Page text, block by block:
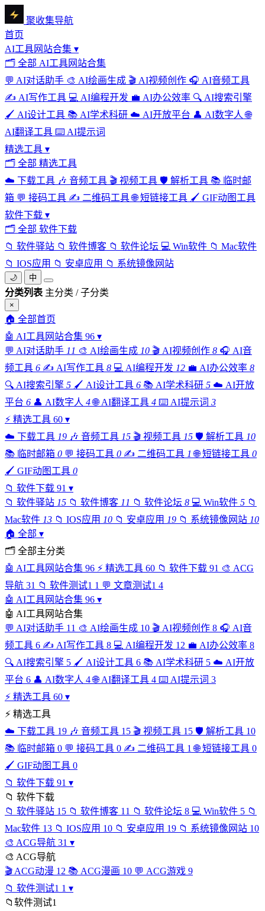
聚收集导航
首页
AI工具网站合集 ▾
🗂 全部 AI工具网站合集
💬 AI对话助手 🎨 AI绘画生成 🎬 AI视频创作 🎧 AI音频工具
✍️ AI写作工具 💻 AI编程开发 💼 AI办公效率 🔍 AI搜索引擎
🖌️ AI设计工具 📚 AI学术科研 ☁️ AI开放平台 👤 AI数字人 🌐
AI翻译工具 ⌨️ AI提示词
精选工具 ▾
🗂 全部 精选工具
☁️ 下载工具 🎶 音频工具 🎬 视频工具 🛡️ 解析工具 📚 临时邮
箱 💬 接码工具 ✍️ 二维码工具 🌐 短链接工具 🖌️ GIF动图工具
软件下载 ▾
🗂 全部 软件下载
📁 软件驿站 📁 软件博客 📁 软件论坛 💻 Win软件 📁 Mac软件
📁 IOS应用 📁 安卓应用 📁 系统镜像网站
🌙 中
分类列表 主分类 / 子分类
×
🏠 全部首页
🤖 AI工具网站合集 96 ▾
💬 AI对话助手 11 🎨 AI绘画生成 10 🎬 AI视频创作 8 🎧 AI音
频工具 6 ✍️ AI写作工具 8 💻 AI编程开发 12 💼 AI办公效率 8
🔍 AI搜索引擎 5 🖌️ AI设计工具 6 📚 AI学术科研 5 ☁️ AI开放
平台 6 👤 AI数字人 4 🌐 AI翻译工具 4 ⌨️ AI提示词 3
⚡ 精选工具 60 ▾
☁️ 下载工具 19 🎶 音频工具 15 🎬 视频工具 15 🛡️ 解析工具 10
📚 临时邮箱 0 💬 接码工具 0 ✍️ 二维码工具 1 🌐 短链接工具 0
🖌️ GIF动图工具 0
📁 软件下载 91 ▾
📁 软件驿站 15 📁 软件博客 11 📁 软件论坛 8 💻 Win软件 5 📁
Mac软件 13 📁 IOS应用 10 📁 安卓应用 19 📁 系统镜像网站 10
🏠 全部 ▾
🗂 全部主分类
🤖 AI工具网站合集 96 ⚡ 精选工具 60 📁 软件下载 91 🎨 ACG
导航 31 📁 软件测试1 1 💬 文章测试1 4
🤖 AI工具网站合集 96 ▾
🤖 AI工具网站合集
💬 AI对话助手 11 🎨 AI绘画生成 10 🎬 AI视频创作 8 🎧 AI音
频工具 6 ✍️ AI写作工具 8 💻 AI编程开发 12 💼 AI办公效率 8
🔍 AI搜索引擎 5 🖌️ AI设计工具 6 📚 AI学术科研 5 ☁️ AI开放
平台 6 👤 AI数字人 4 🌐 AI翻译工具 4 ⌨️ AI提示词 3
⚡ 精选工具 60 ▾
⚡ 精选工具
☁️ 下载工具 19 🎶 音频工具 15 🎬 视频工具 15 🛡️ 解析工具 10
📚 临时邮箱 0 💬 接码工具 0 ✍️ 二维码工具 1 🌐 短链接工具 0
🖌️ GIF动图工具 0
📁 软件下载 91 ▾
📁 软件下载
📁 软件驿站 15 📁 软件博客 11 📁 软件论坛 8 💻 Win软件 5 📁
Mac软件 13 📁 IOS应用 10 📁 安卓应用 19 📁 系统镜像网站 10
🎨 ACG导航 31 ▾
🎨 ACG导航
🎬 ACG动漫 12 📚 ACG漫画 10 💬 ACG游戏 9
📁 软件测试1 1 ▾
📁 软件测试1